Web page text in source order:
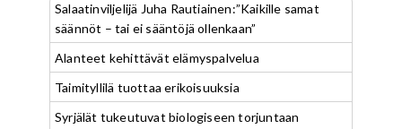
Salaatinviljelijä Juha Rautiainen:”Kaikille samat
säännöt – tai ei sääntöjä ollenkaan”
Alanteet kehittävät elämyspalvelua
Taimityllilä tuottaa erikoisuuksia
Syrjälät tukeutuvat biologiseen torjuntaan